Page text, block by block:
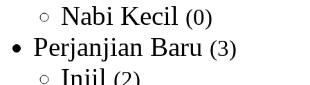
Nabi Kecil (0)
Perjanjian Baru (3)
Injil (2)